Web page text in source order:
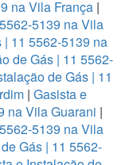
na Vila França |
5139 na Vila
11 5562-5139 na
de Gás | 11 5562-
de Gás | 11
| Gasista e
na Vila Guarani |
5139 na Vila
Gás | 11 5562-